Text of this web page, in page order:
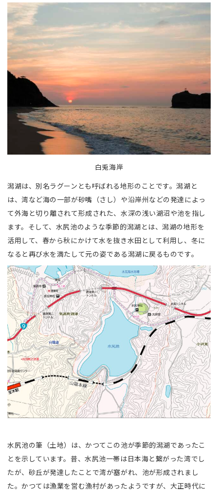
白兎海岸
潟湖は、別名ラグーンとも呼ばれる地形のことです。潟湖と
は、湾など海の一部が砂嘴（さし）や沿岸州などの発達によっ
て外海と切り離されて形成された、水深の浅い湖沼や池を指し
ます。そして、水尻池のような季節的潟湖とは、潟湖の地形を
活用して、春から秋にかけて水を抜き水田として利用し、冬に
なると再び水を満たして元の姿である潟湖に戻るものです。
水尻池の筆（土地）は、かつてこの池が季節的潟湖であったこ
とを示しています。昔、水尻池一帯は日本海と繋がった湾でし
たが、砂丘が発達したことで湾が塞がれ、池が形成されまし
た。かつては漁業を営む漁村があったようですが、大正時代に